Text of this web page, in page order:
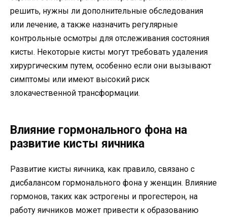
решить, нужны ли дополнительные обследования
или лечение, а также назначить регулярные
контрольные осмотры для отслеживания состояния
кисты. Некоторые кисты могут требовать удаления
хирургическим путем, особенно если они вызывают
симптомы или имеют высокий риск
злокачественной трансформации.
Влияние гормонального фона на
развитие кисты яичника
Развитие кисты яичника, как правило, связано с
дисбалансом гормонального фона у женщин. Влияние
гормонов, таких как эстрогены и прогестерон, на
работу яичников может привести к образованию